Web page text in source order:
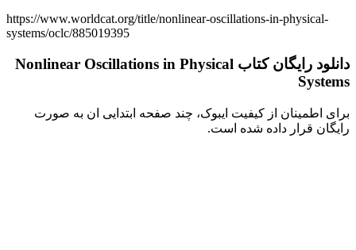
https://www.worldcat.org/title/nonlinear-oscillations-in-physical-
systems/oclc/885019395
دانلود رایگان کتاب Nonlinear Oscillations in Physical
Systems
برای اطمینان از کیفیت ایبوک، چند صفحه ابتدایی ان به صورت
رایگان قرار داده شده است.